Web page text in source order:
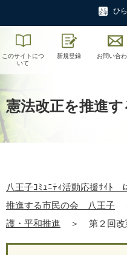
ひ
このサイトにつ
いて
新規登録 お問い合
憲法改正を推進
八王子ｺﾐｭﾆﾃｨ活動応援ｻｲﾄ
推進する市民の会 八王子
護・平和推進
＞ 第２回改